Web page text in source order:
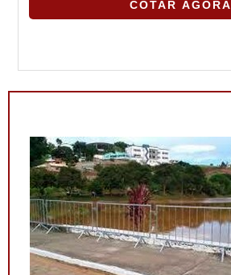
COTAR AGORA